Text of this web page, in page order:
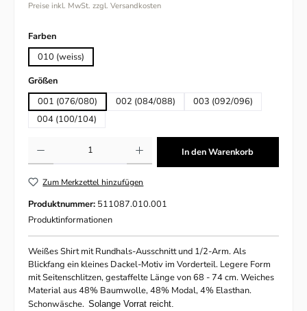
Preise inkl. MwSt. zzgl. Versandkosten
Farbenauswählen
010 (weiss)
Größenauswählen
001 (076/080)
002 (084/088)
003 (092/096)
004 (100/104)
In den Warenkorb
Zum Merkzettel hinzufügen
Produktnummer: 511087.010.001
Produktinformationen
Weißes Shirt mit Rundhals-Ausschnitt und 1/2-Arm. Als
Blickfang ein kleines Dackel-Motiv im Vorderteil. Legere Form
mit Seitenschlitzen, gestaffelte Länge von 68 - 74 cm. Weiches
Material aus 48% Baumwolle, 48% Modal, 4% Elasthan.
Schonwäsche. Solange Vorrat reicht.